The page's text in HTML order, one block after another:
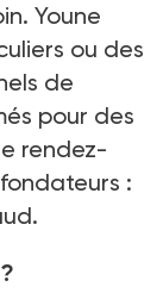
Youne
ou des
de
pour des
rendez-
:
?